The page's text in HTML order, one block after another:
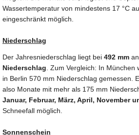
Wassertemperatur von mindestens 17 °C
eingeschränkt möglich.
Niederschlag
Der Jahresniederschlag liegt bei 492 mm an
Niederschlag . Zum Vergleich: In München
in Berlin 570 mm Niederschlag gemessen.
also Monate mit mehr als 175 mm
Januar, Februar, März, April, November
Schneefall möglich.
Sonnenschein